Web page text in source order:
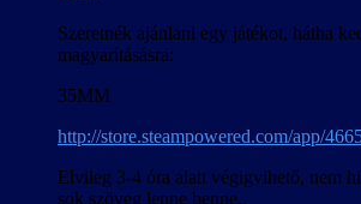
Szeretnék ajánlani egy játékot, hátha
magyarításásra:
35MM
http://store.steampowered.com/app/
Elvileg 3-4 óra alatt végigvihető, nem
sok szöveg lenne benne..